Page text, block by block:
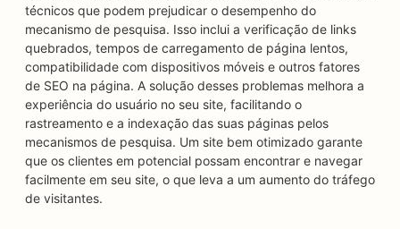
técnicos que podem prejudicar o desempenho do
mecanismo de pesquisa. Isso inclui a verificação de links
quebrados, tempos de carregamento de página lentos,
compatibilidade com dispositivos móveis e outros fatores
de SEO na página. A solução desses problemas melhora a
experiência do usuário no seu site, facilitando o
rastreamento e a indexação das suas páginas pelos
mecanismos de pesquisa. Um site bem otimizado garante
que os clientes em potencial possam encontrar e navegar
facilmente em seu site, o que leva a um aumento do tráfego
de visitantes.